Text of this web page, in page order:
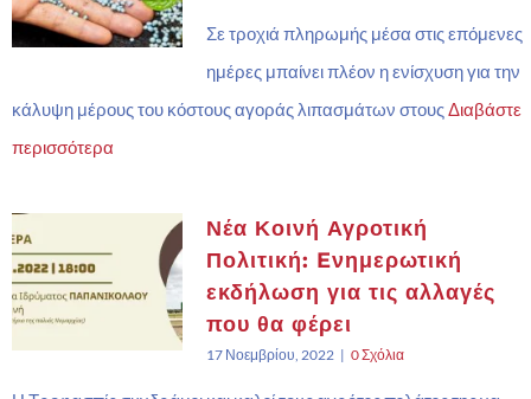
Σε τροχιά πληρωμής μέσα στις επόμενες
ημέρες μπαίνει πλέον η ενίσχυση για την
κάλυψη μέρους του κόστους αγοράς λιπασμάτων στουςΔιαβάστε
περισσότερα
Νέα Κοινή Αγροτική
Πολιτική: Eνημερωτική
εκδήλωση για τις αλλαγές
που θα φέρει
17 Νοεμβρίου, 2022 | 0 Σχόλια